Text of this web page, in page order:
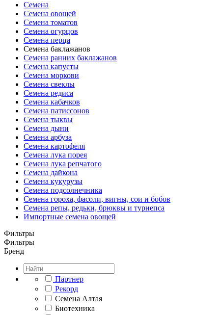
Семена
Семена овощей
Семена томатов
Семена огурцов
Семена перца
Семена баклажанов
Семена ранних баклажанов
Семена капусты
Семена моркови
Семена свеклы
Семена редиса
Семена кабачков
Семена патиссонов
Семена тыквы
Семена дыни
Семена арбуза
Семена картофеля
Семена лука порея
Семена лука репчатого
Семена дайкона
Семена кукурузы
Семена подсолнечника
Семена гороха, фасоли, вигны, сои и бобов
Семена репы, редьки, брюквы и турнепса
Импортные семена овощей
Фильтры
Фильтры
Бренд
Партнер
Рекорд
Семена Алтая
Биотехника